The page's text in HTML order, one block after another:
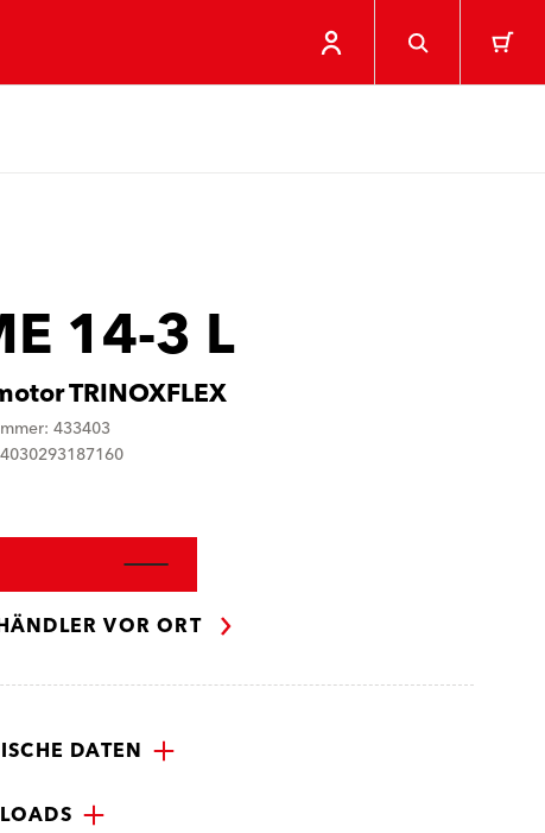
14-3 L
TRINOXFLEX
433403
VOR ORT
DATEN